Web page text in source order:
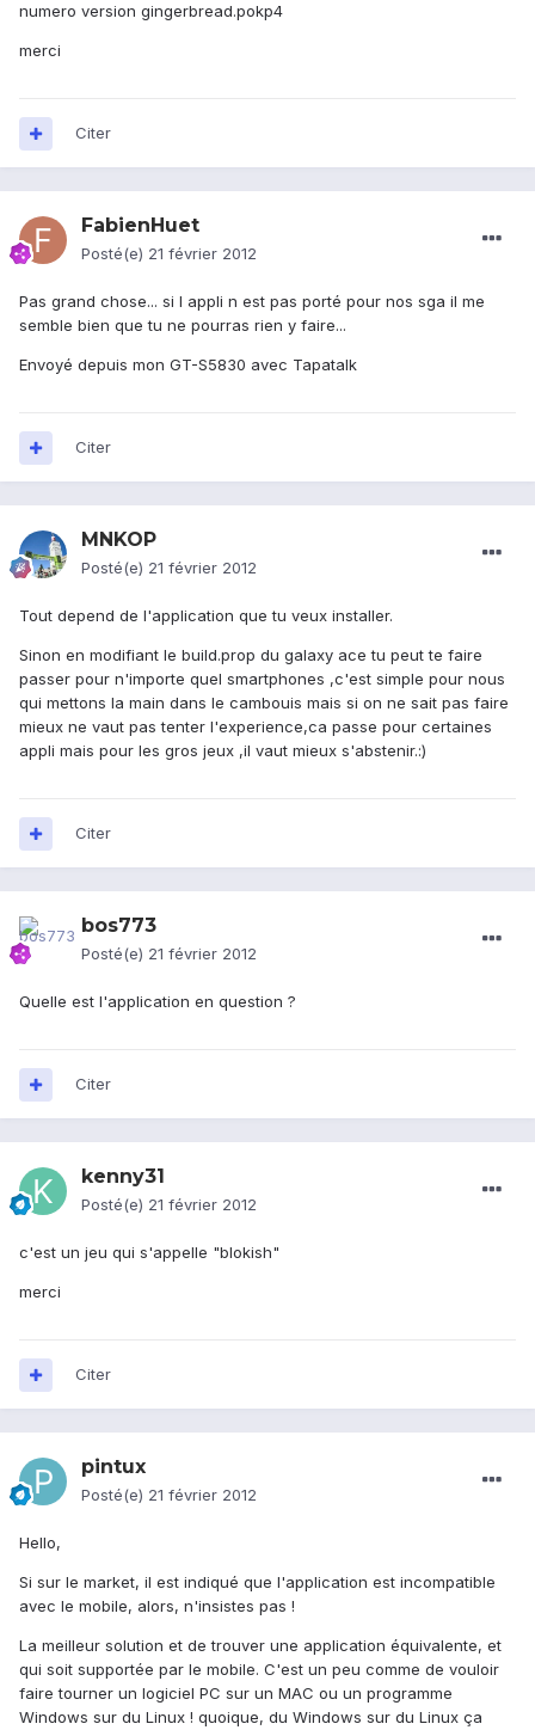
numero version gingerbread.pokp4
merci
Citer
FabienHuet
Posté(e) 21 février 2012
Pas grand chose... si l appli n est pas porté pour nos sga il me
semble bien que tu ne pourras rien y faire...
Envoyé depuis mon GT-S5830 avec Tapatalk
Citer
MNKOP
Posté(e) 21 février 2012
Tout depend de l'application que tu veux installer.
Sinon en modifiant le build.prop du galaxy ace tu peut te faire
passer pour n'importe quel smartphones ,c'est simple pour nous
qui mettons la main dans le cambouis mais si on ne sait pas faire
mieux ne vaut pas tenter l'experience,ca passe pour certaines
appli mais pour les gros jeux ,il vaut mieux s'abstenir.:)
Citer
bos773
Posté(e) 21 février 2012
Quelle est l'application en question ?
Citer
kenny31
Posté(e) 21 février 2012
c'est un jeu qui s'appelle "blokish"
merci
Citer
pintux
Posté(e) 21 février 2012
Hello,
Si sur le market, il est indiqué que l'application est incompatible
avec le mobile, alors, n'insistes pas !
La meilleur solution et de trouver une application équivalente, et
qui soit supportée par le mobile. C'est un peu comme de vouloir
faire tourner un logiciel PC sur un MAC ou un programme
Windows sur du Linux ! quoique, du Windows sur du Linux ça